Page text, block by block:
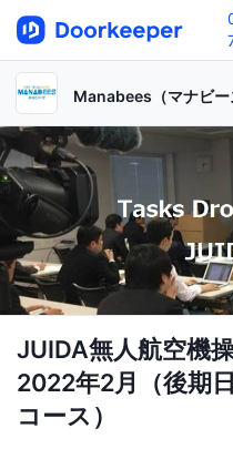
Manabees（マナビ
JUIDA無人航空機
2022年2月（後期
コース）